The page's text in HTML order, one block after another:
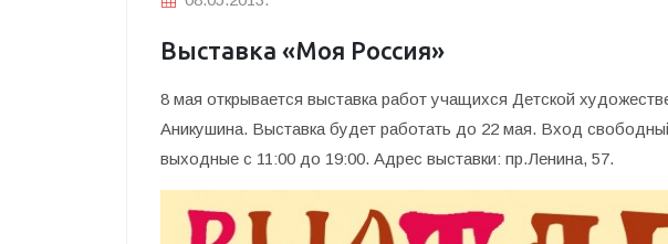
Выставка «Моя Россия»
8 мая открывается выставка работ учащихся Детской
Аникушина. Выставка будет работать до 22 мая. Вход
выходные с 11:00 до 19:00. Адрес выставки: пр.Ленина, 57.